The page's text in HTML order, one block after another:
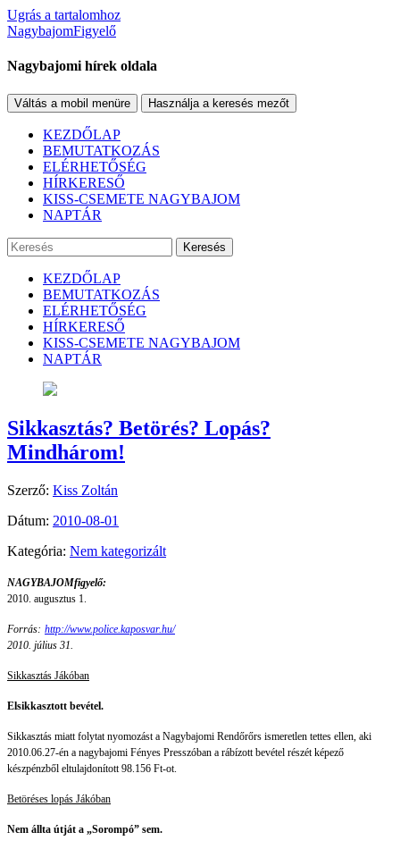
Ugrás a tartalomhoz
NagybajomFigyelő
Nagybajomi hírek oldala
Váltás a mobil menüre Használja a keresés mezőt
KEZDŐLAP
BEMUTATKOZÁS
ELÉRHETŐSÉG
HÍRKERESŐ
KISS-CSEMETE NAGYBAJOM
NAPTÁR
Keresés
KEZDŐLAP
BEMUTATKOZÁS
ELÉRHETŐSÉG
HÍRKERESŐ
KISS-CSEMETE NAGYBAJOM
NAPTÁR
Sikkasztás? Betörés? Lopás?
Mindhárom!
Szerző: Kiss Zoltán
Dátum: 2010-08-01
Kategória: Nem kategorizált
NAGYBAJOMfigyelő:
2010. augusztus 1.
Forrás: http://www.police.kaposvar.hu/
2010. július 31.
Sikkasztás Jákóban
Elsikkasztott bevétel.
Sikkasztás miatt folytat nyomozást a Nagybajomi Rendőrőrs ismeretlen tettes ellen, aki
2010.06.27-én a nagybajomi Fényes Presszóban a rábízott bevétel részét képező
készpénzből eltulajdonított 98.156 Ft-ot.
Betöréses lopás Jákóban
Nem állta útját a „Sorompó” sem.